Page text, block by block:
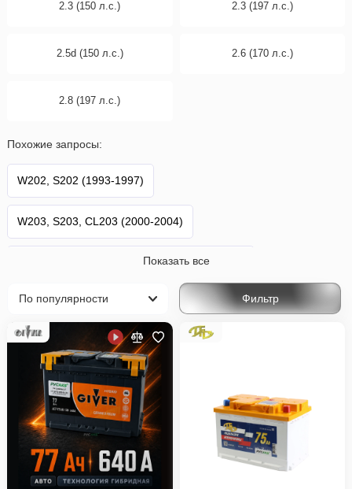
2.3 (150 л.с.) 2.3 (197 л.с.)
2.5d (150 л.с.) 2.6 (170 л.с.)
2.8 (197 л.с.)
Похожие запросы:
W202, S202 (1993-1997)
W203, S203, CL203 (2000-2004)
W203, S203, CL203 Рестайлинг (2004-2007)
W204, S204 (2007-2012)
W204, S204, C204 Рестайлинг (2011-2015)
W205, S205, C205 (2014-2018)
W205, S205, C205 Рестайлинг (2018-2021)
V (W206) (2021-н.в.) C-Класс Mercedes-Benz
Показать все
Фильтр